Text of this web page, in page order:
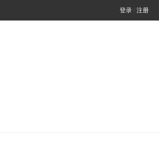
登录 / 注册